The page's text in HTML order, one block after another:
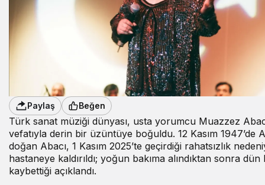
Paylaş Beğen
Türk sanat müziği dünyası, usta yorumcu Muazzez
vefatıyla derin bir üzüntüye boğuldu. 12 Kasım 1947’de
doğan Abacı, 1 Kasım 2025’te geçirdiği rahatsızlık
hastaneye kaldırıldı; yoğun bakıma alındıktan sonra dün
kaybettiği açıklandı.